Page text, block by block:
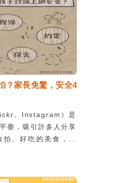
數位活動與創作。
？家長免驚，安全4
、Instagram）是
臺，吸引許多人分享
、好吃的美食，然
群軟體的生態，該怎